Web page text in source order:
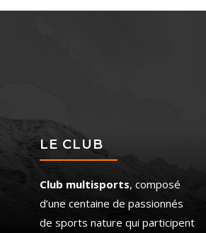
LE CLUB
Club multisports, composé
d’une centaine de passionnés
de sports nature qui participent